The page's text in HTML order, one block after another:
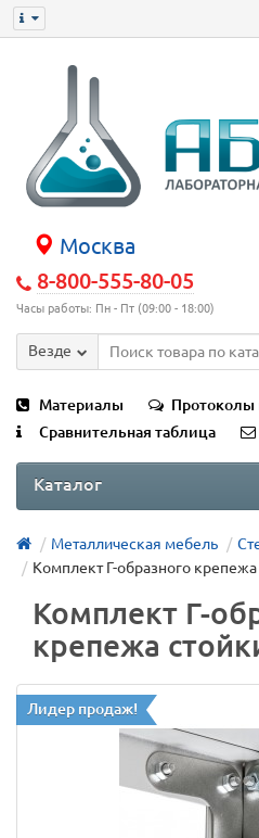
Москва
8-800-555-80-05
Часы работы: Пн - Пт (09:00 - 18:00)
Везде
Материалы
Протоколы
Сравнительная таблица
Каталог
Металлическая мебель
Комплект Г-образного крепежа
Комплект Г-
крепежа
Лидер продаж!